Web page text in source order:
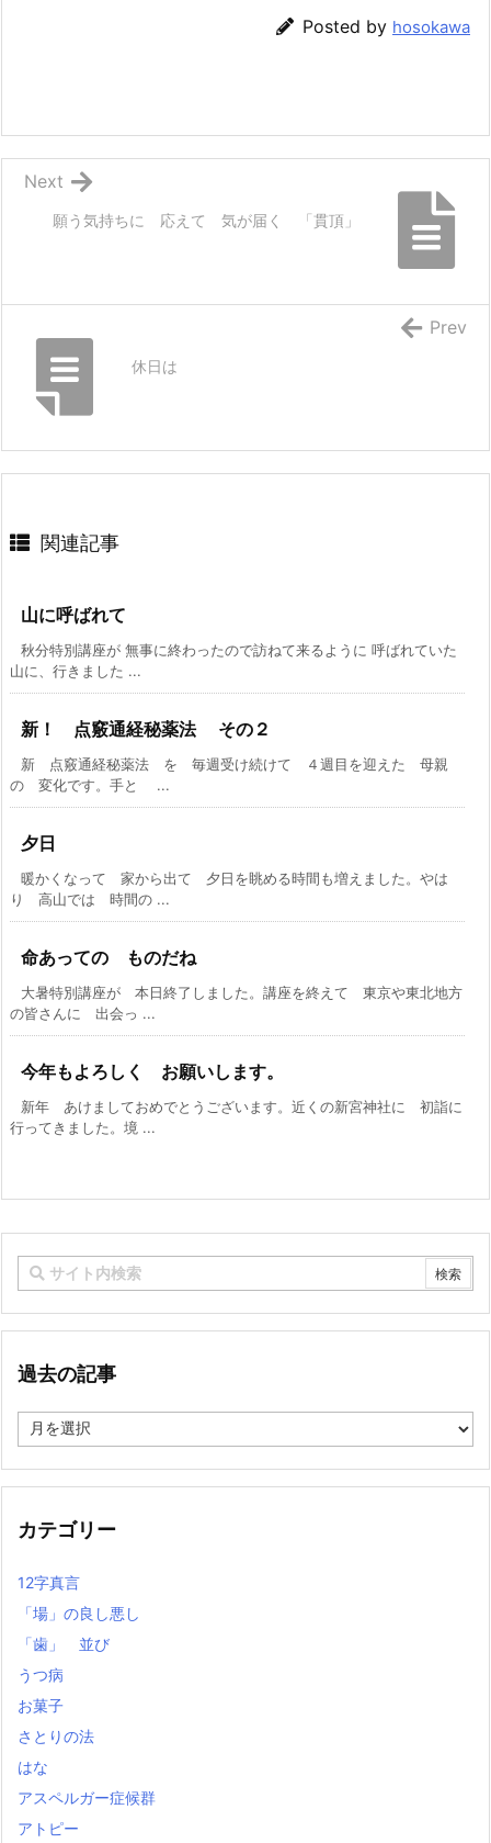
Posted by hosokawa
願う気持ちに 応えて 気が届く 「貫頂」
Next
休日は
Prev
関連記事
山に呼ばれて
秋分特別講座が 無事に終わったので訪ねて来るように 呼ばれていた
山に、行きました ...
新！ 点竅通経秘薬法 その２
新 点竅通経秘薬法 を 毎週受け続けて ４週目を迎えた 母親
の 変化です。手と ...
夕日
暖かくなって 家から出て 夕日を眺める時間も増えました。やは
り 高山では 時間の ...
命あっての ものだね
大暑特別講座が 本日終了しました。講座を終えて 東京や東北地方
の皆さんに 出会っ ...
今年もよろしく お願いします。
新年 あけましておめでとうございます。近くの新宮神社に 初詣に
行ってきました。境 ...
過去の記事
去
記
カテゴリー
12字真言
「場」の良し悪し
「歯」 並び
うつ病
お菓子
さとりの法
はな
アスペルガー症候群
アトピー